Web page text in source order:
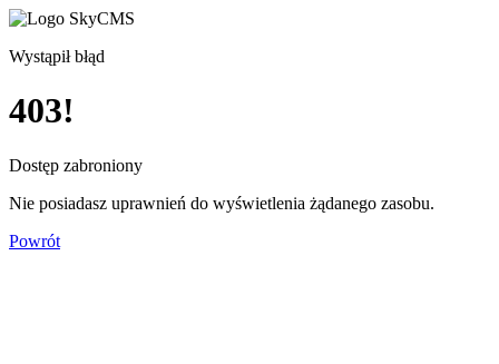
Wystąpił błąd
403!
Dostęp zabroniony
Nie posiadasz uprawnień do wyświetlenia żądanego zasobu.
Powrót